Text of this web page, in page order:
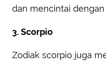
dan mencintai
3. Scorpio
Zodiak scorpio juga